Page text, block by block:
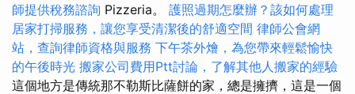
師提供稅務諮詢 Pizzeria。 護照過期怎麼辦？該如何處理
居家打掃服務，讓您享受清潔後的舒適空間 律師公會網
站，查詢律師資格與服務 下午茶外燴，為您帶來輕鬆愉快
的午後時光 搬家公司費用Ptt討論，了解其他人搬家的經驗
這個地方是傳統那不勒斯比薩餅的家，總是擁擠，這是一個